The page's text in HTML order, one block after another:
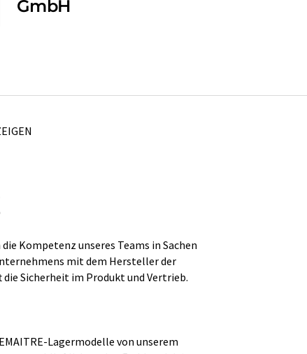
GmbH
Kompetenz unseres Teams in Sachen
mit dem Hersteller der
Sicherheit im Produkt und Vertrieb.
Lagermodelle von unserem